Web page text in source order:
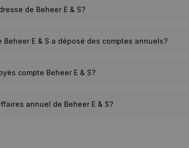
de Beheer E & S?
E & S a déposé des comptes annuels?
compte Beheer E & S?
annuel de Beheer E & S?